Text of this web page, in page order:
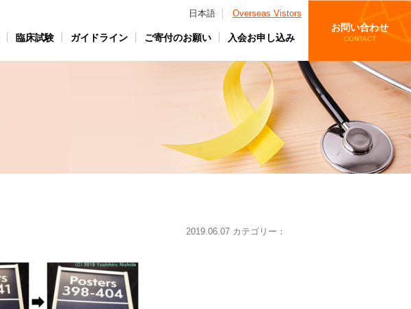
日本語 Overseas Vistors
臨床試験 ガイドライン ご寄付のお願い 入会お申し込み
お問い合わせ
CONTACT
2019.06.07 カテゴリー：